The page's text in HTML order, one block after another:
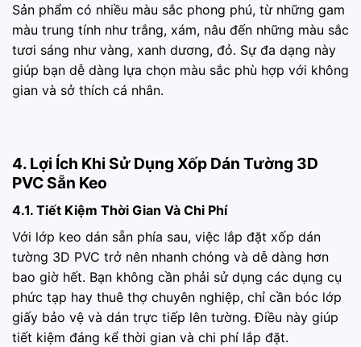
Sản phẩm có nhiều màu sắc phong phú, từ những gam
màu trung tính như trắng, xám, nâu đến những màu sắc
tươi sáng như vàng, xanh dương, đỏ. Sự đa dạng này
giúp bạn dễ dàng lựa chọn màu sắc phù hợp với không
gian và sở thích cá nhân.
4. Lợi Ích Khi Sử Dụng Xốp Dán Tường 3D
PVC Sẵn Keo
4.1. Tiết Kiệm Thời Gian Và Chi Phí
Với lớp keo dán sẵn phía sau, việc lắp đặt xốp dán
tường 3D PVC trở nên nhanh chóng và dễ dàng hơn
bao giờ hết. Bạn không cần phải sử dụng các dụng cụ
phức tạp hay thuê thợ chuyên nghiệp, chỉ cần bóc lớp
giấy bảo vệ và dán trực tiếp lên tường. Điều này giúp
tiết kiệm đáng kể thời gian và chi phí lắp đặt.